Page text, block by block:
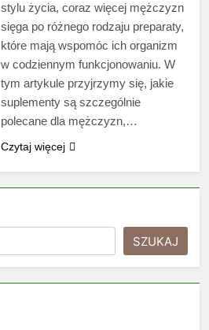
stylu życia, coraz więcej mężczyzn
sięga po różnego rodzaju preparaty,
które mają wspomóc ich organizm
w codziennym funkcjonowaniu. W
tym artykule przyjrzymy się, jakie
suplementy są szczególnie
polecane dla mężczyzn,…
Czytaj więcej
SZUKAJ